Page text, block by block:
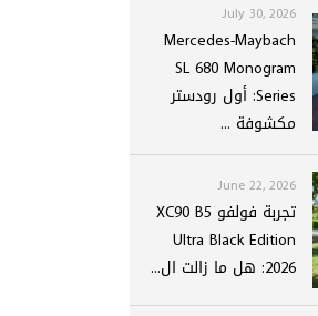
July 30, 2026
Mercedes-Maybach
SL 680 Monogram
Series: أول رودستر
مكشوفة ...
June 22, 2026
تجربة فولفو XC90 B5
Ultra Black Edition
2026: هل ما زالت ال...